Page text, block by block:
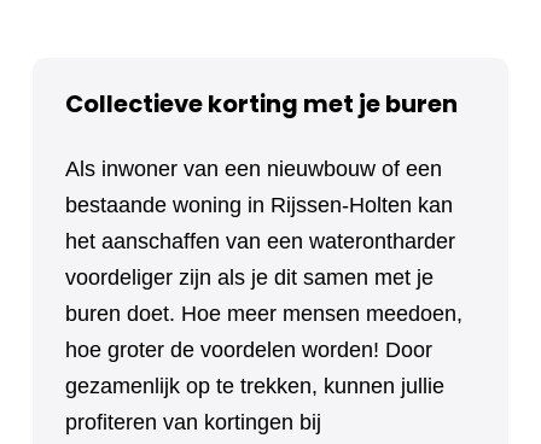
Collectieve korting met je buren
Als inwoner van een nieuwbouw of een
bestaande woning in Rijssen-Holten kan
het aanschaffen van een waterontharder
voordeliger zijn als je dit samen met je
buren doet. Hoe meer mensen meedoen,
hoe groter de voordelen worden! Door
gezamenlijk op te trekken, kunnen jullie
profiteren van kortingen bij